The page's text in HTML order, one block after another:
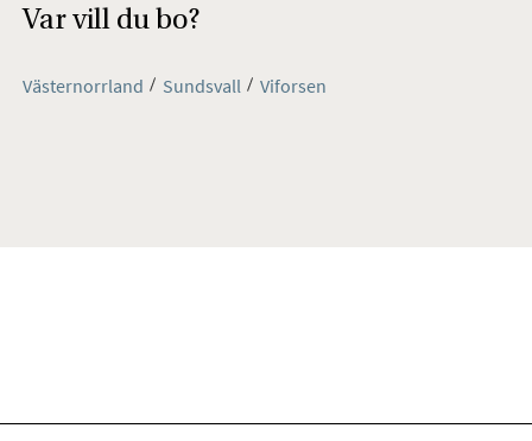
Var vill du bo?
Västernorrland Sundsvall Viforsen